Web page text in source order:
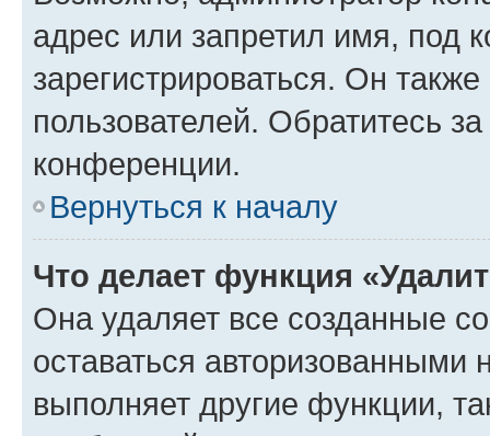
адрес или запретил имя, под
зарегистрироваться. Он
пользователей. Обратитесь
конференции.
Вернуться к началу
Что делает функция
Она удаляет все созданные
оставаться авторизованными
выполняет другие функции,